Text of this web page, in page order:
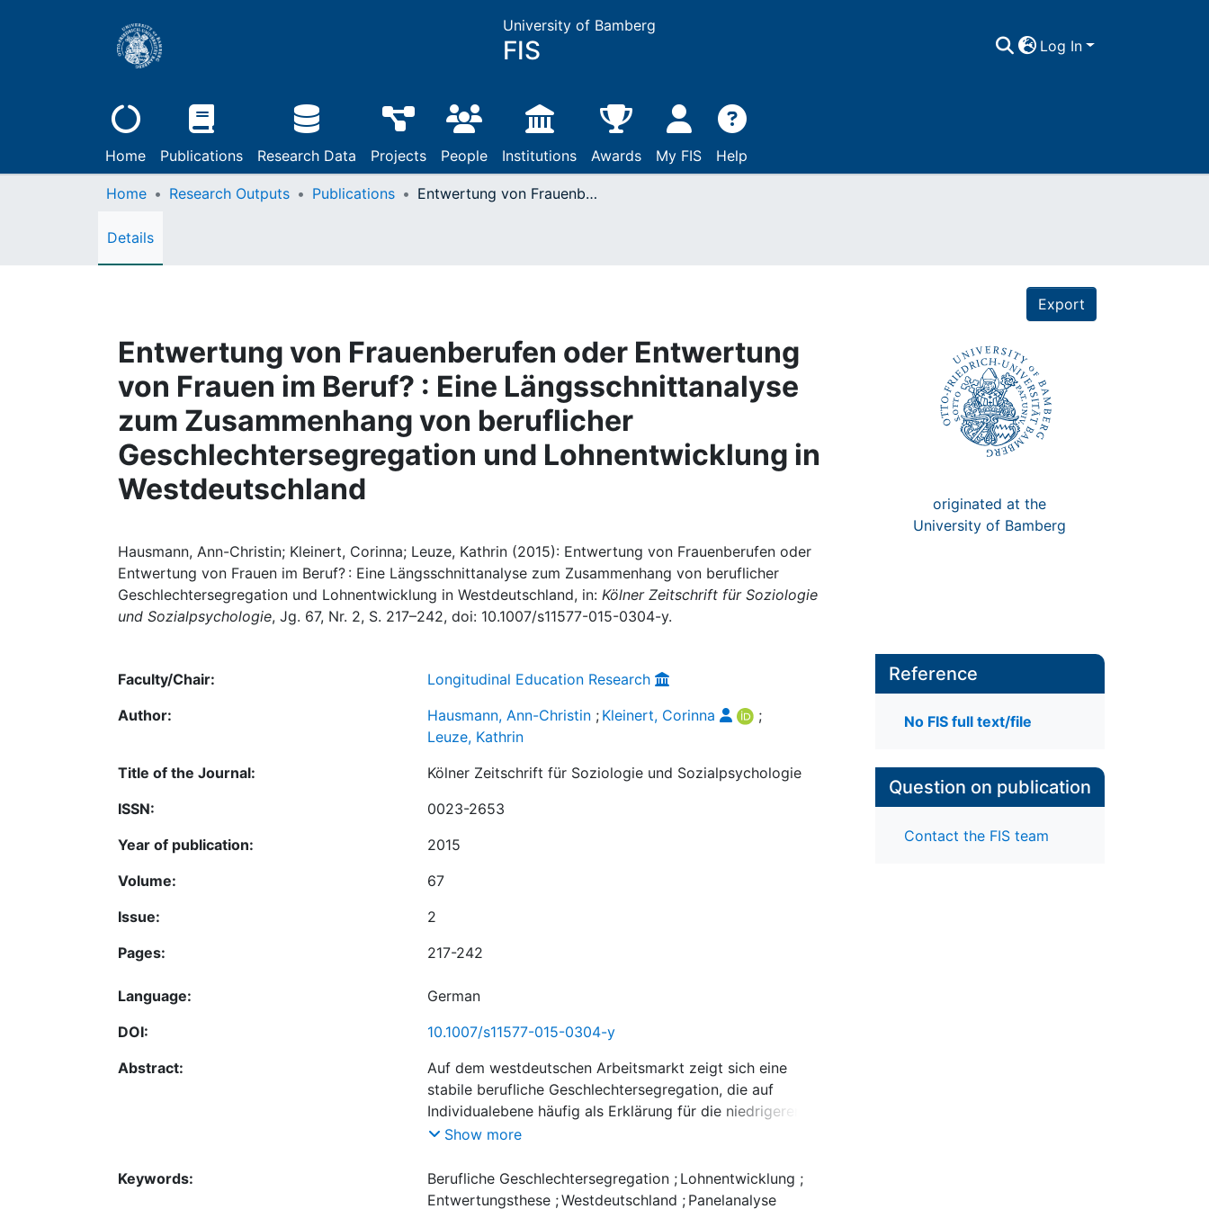
University of Bamberg
FIS Log In
Home Publications Research Data Projects People Institutions Awards My FIS Help
Home Research Outputs Publications Entwertung von Frauenberufen oder Entwertung von Frauen im Beruf? : Eine Längsschnittanalyse zum Zusammenhang von beruflicher Geschlechtersegregation und Lohnentwicklung in Westdeutschland
Details
Export
Entwertung von Frauenberufen oder Entwertung
von Frauen im Beruf? : Eine Längsschnittanalyse
zum Zusammenhang von beruflicher
Geschlechtersegregation und Lohnentwicklung in
Westdeutschland
Hausmann, Ann-Christin; Kleinert, Corinna; Leuze, Kathrin (2015): Entwertung von Frauenberufen oder
Entwertung von Frauen im Beruf? : Eine Längsschnittanalyse zum Zusammenhang von beruflicher
Geschlechtersegregation und Lohnentwicklung in Westdeutschland, in: Kölner Zeitschrift für Soziologie
und Sozialpsychologie, Jg. 67, Nr. 2, S. 217–242, doi: 10.1007/s11577-015-0304-y.
originated at the
University of Bamberg
Faculty/Chair:
Longitudinal Education Research
Author:
Hausmann, Ann-Christin ; Kleinert, Corinna
;
Leuze, Kathrin
Title of the Journal:
Kölner Zeitschrift für Soziologie und Sozialpsychologie
ISSN:
0023-2653
Year of publication:
2015
Volume:
67
Issue:
2
Pages:
217-242
Language:
German
DOI:
10.1007/s11577-015-0304-y
Abstract:
Auf dem westdeutschen Arbeitsmarkt zeigt sich eine
stabile berufliche Geschlechtersegregation, die auf
Individualebene häufig als Erklärung für die niedrigeren
Löhne von Frauen herangezogen wird. Die kausale
allerdings für Westdeutschland bislang nicht untersucht
worden. In diesem Beitrag analysieren wir daher, ob ein
Show more
Keywords: Berufliche Geschlechtersegregation ; Lohnentwicklung ;
Entwertungsthese ;Westdeutschland ; Panelanalyse
Reference
No FIS full text/file
Question on publication
Contact the FIS team